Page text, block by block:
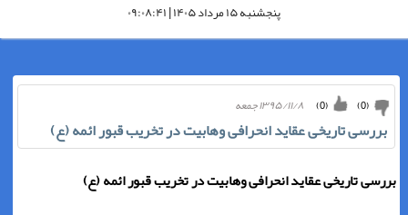
پنجشنبه ۱۵ مرداد ۱۴۰۵ | ۰۹:۰۸:۴۱
۱۳۹۵/۱۱/۸ جمعه (
0
) (
0
)
بررسی تاریخی عقاید انحرافی وهابیت در تخریب قبور ائمه (ع)
بررسی تاریخی عقاید انحرافی وهابیت در تخریب قبور ائمه (ع)